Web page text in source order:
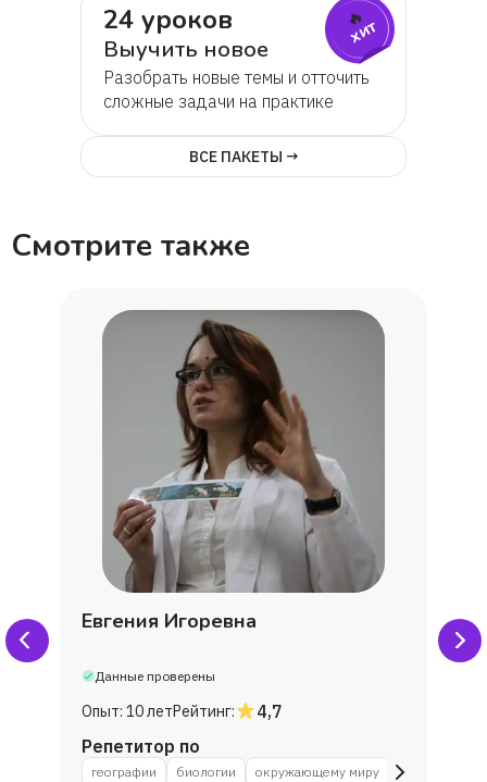
24 уроков
Выучить новое
Разобрать новые темы и отточить
сложные задачи на практике
🔥
хит
ВСЕ ПАКЕТЫ →
Смотрите также
Евгения Игоревна
Данные проверены
Опыт: 10 летРейтинг:
4,7
Репетитор по
географии биологии окружающему миру